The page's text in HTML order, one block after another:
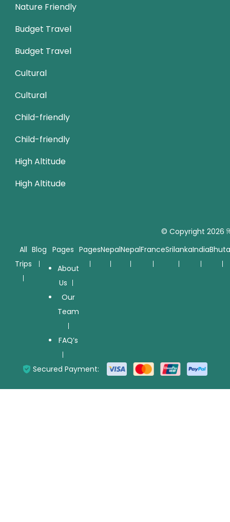
Nature Friendly
Budget Travel
Budget Travel
Cultural
Cultural
Child-friendly
Child-friendly
High Altitude
High Altitude
© Copyright 2026
All
Trips
Blog Pages
About
Us
Our
Team
FAQ’s
PagesNepalNepalFranceSrilankaIndia
Secured Payment: